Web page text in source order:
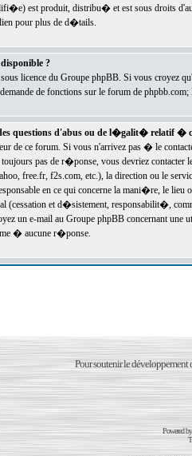
est produit, distribu� et est sous droits
pour plus de d�tails.
?
licence du Groupe phpBB. Si vous croyez
de fonctions sur le forum de
questions d'abus ou de l�galit� relatif �
de ce forum. Si vous n'arrivez pas � le
toujours pas de r�ponse, vous devriez
free.fr, f2s.com, etc.), la direction ou le
en ce qui concerne la mani�re, le
(cessation et d�sistement, responsabilit�,
un e-mail au Groupe phpBB concernant une
� aucune r�ponse.
Pour soutenir le développement
Powered